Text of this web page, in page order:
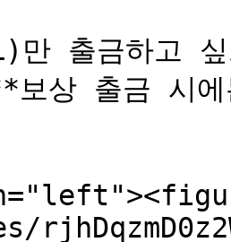
만 출금하고
상 출금 시에